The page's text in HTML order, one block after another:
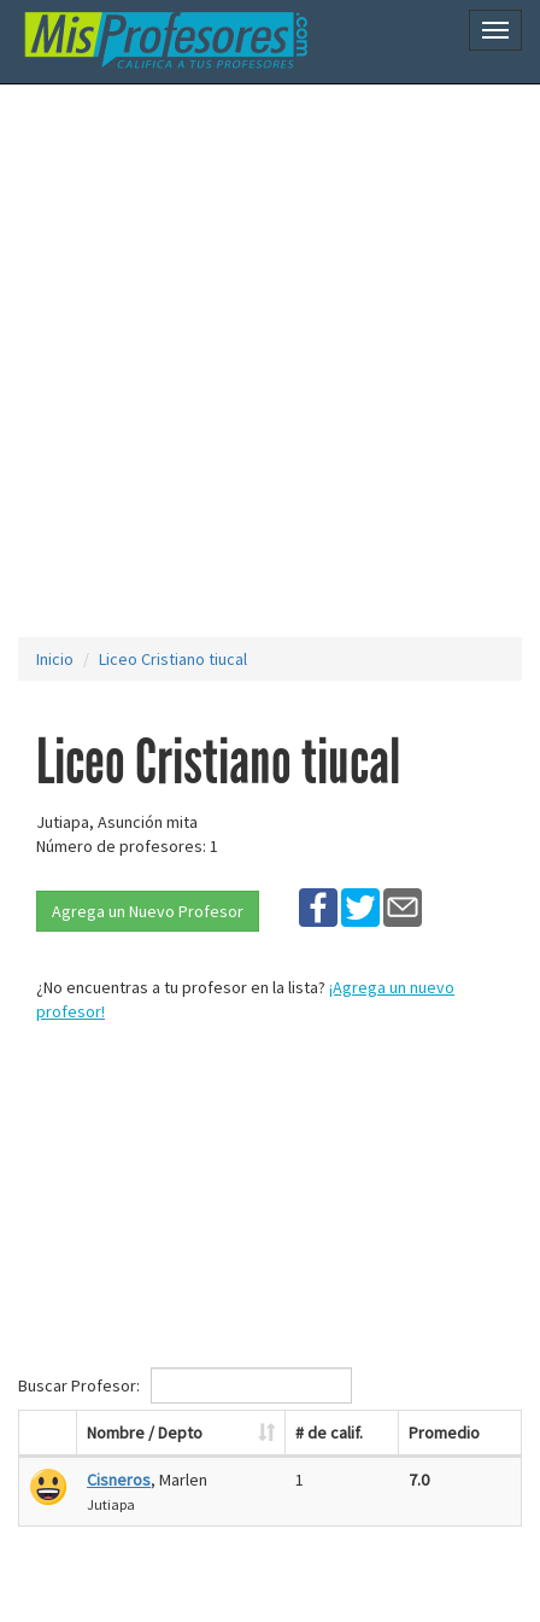
Inicio Liceo Cristiano tiucal
Liceo Cristiano tiucal
Jutiapa, Asunción mita
Número de profesores: 1
Agrega un Nuevo Profesor
¿No encuentras a tu profesor en la lista? ¡Agrega un nuevo
profesor!
Buscar Profesor:
Nombre / Depto # de calif. Promedio
Cisneros, Marlen
Jutiapa
1 7.0